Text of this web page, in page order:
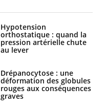
Hypotension
orthostatique : quand la
pression artérielle chute
au lever
Drépanocytose : une
déformation des globules
rouges aux conséquences
graves